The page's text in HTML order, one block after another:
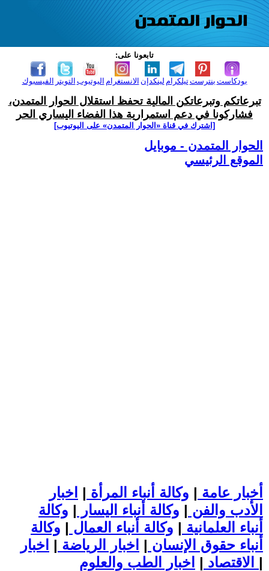
تابعونا على:
الفيسبوك التويتر اليوتيوب الانستغرام لينكدإن تيلكرامبنترست بودكاست
تبرعاتكم وتبرعاتكن المالية تحفظ استقلال الحوار المتمدن،
فشاركونا في دعم استمرارية هذا الفضاء اليساري الحر
[اشترك في قناة ‫«الحوار المتمدن» على اليوتيوب]
الحوار المتمدن - موبايل
الموقع الرئيسي
أخبار عامة | وكالة أنباء المرأة | اخبار
الأدب والفن | وكالة أنباء اليسار | وكالة
أنباء العلمانية | وكالة أنباء العمال | وكالة
أنباء حقوق الإنسان | اخبار الرياضة | اخبار
الاقتصاد | |